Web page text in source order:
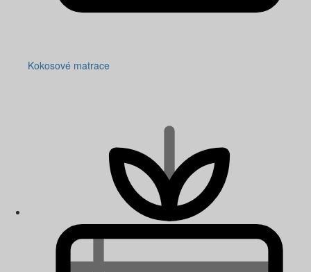
Kokosové matrace